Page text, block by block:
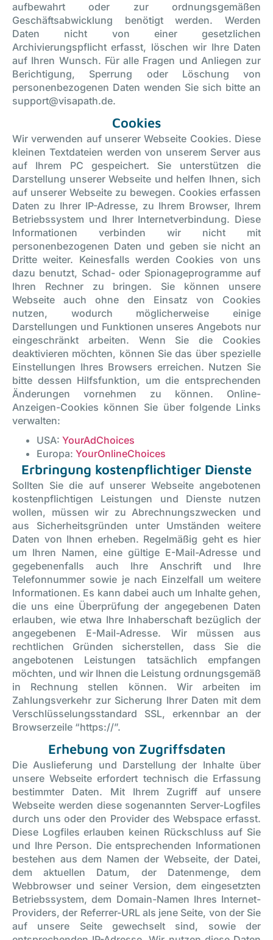
aufbewahrt oder zur ordnungsgemäßen
Geschäftsabwicklung benötigt werden. Werden
Daten nicht von einer gesetzlichen
Archivierungspflicht erfasst, löschen wir Ihre Daten
auf Ihren Wunsch. Für alle Fragen und Anliegen zur
Berichtigung, Sperrung oder Löschung von
personenbezogenen Daten wenden Sie sich bitte an
support@visapath.de.
Cookies
Wir verwenden auf unserer Webseite Cookies. Diese
kleinen Textdateien werden von unserem Server aus
auf Ihrem PC gespeichert. Sie unterstützen die
Darstellung unserer Webseite und helfen Ihnen, sich
auf unserer Webseite zu bewegen. Cookies erfassen
Daten zu Ihrer IP-Adresse, zu Ihrem Browser, Ihrem
Betriebssystem und Ihrer Internetverbindung. Diese
Informationen verbinden wir nicht mit
personenbezogenen Daten und geben sie nicht an
Dritte weiter. Keinesfalls werden Cookies von uns
dazu benutzt, Schad- oder Spionageprogramme auf
Ihren Rechner zu bringen. Sie können unsere
Webseite auch ohne den Einsatz von Cookies
nutzen, wodurch möglicherweise einige
Darstellungen und Funktionen unseres Angebots nur
eingeschränkt arbeiten. Wenn Sie die Cookies
deaktivieren möchten, können Sie das über spezielle
Einstellungen Ihres Browsers erreichen. Nutzen Sie
bitte dessen Hilfsfunktion, um die entsprechenden
Änderungen vornehmen zu können. Online-
Anzeigen-Cookies können Sie über folgende Links
verwalten:
USA: YourAdChoices
Europa: YourOnlineChoices
Erbringung kostenpflichtiger Dienste
Sollten Sie die auf unserer Webseite angebotenen
kostenpflichtigen Leistungen und Dienste nutzen
wollen, müssen wir zu Abrechnungszwecken und
aus Sicherheitsgründen unter Umständen weitere
Daten von Ihnen erheben. Regelmäßig geht es hier
um Ihren Namen, eine gültige E-Mail-Adresse und
gegebenenfalls auch Ihre Anschrift und Ihre
Telefonnummer sowie je nach Einzelfall um weitere
Informationen. Es kann dabei auch um Inhalte gehen,
die uns eine Überprüfung der angegebenen Daten
erlauben, wie etwa Ihre Inhaberschaft bezüglich der
angegebenen E-Mail-Adresse. Wir müssen aus
rechtlichen Gründen sicherstellen, dass Sie die
angebotenen Leistungen tatsächlich empfangen
möchten, und wir Ihnen die Leistung ordnungsgemäß
in Rechnung stellen können. Wir arbeiten im
Zahlungsverkehr zur Sicherung Ihrer Daten mit dem
Verschlüsselungsstandard SSL, erkennbar an der
Browserzeile “https://”.
Erhebung von Zugriffsdaten
Die Auslieferung und Darstellung der Inhalte über
unsere Webseite erfordert technisch die Erfassung
bestimmter Daten. Mit Ihrem Zugriff auf unsere
Webseite werden diese sogenannten Server-Logfiles
durch uns oder den Provider des Webspace erfasst.
Diese Logfiles erlauben keinen Rückschluss auf Sie
und Ihre Person. Die entsprechenden Informationen
bestehen aus dem Namen der Webseite, der Datei,
dem aktuellen Datum, der Datenmenge, dem
Webbrowser und seiner Version, dem eingesetzten
Betriebssystem, dem Domain-Namen Ihres Internet-
Providers, der Referrer-URL als jene Seite, von der Sie
auf unsere Seite gewechselt sind, sowie der